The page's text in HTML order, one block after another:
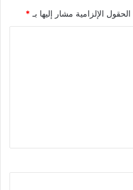
الحقول الإلزامية مشار إليها بـ *